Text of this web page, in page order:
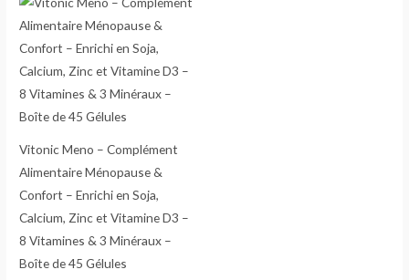
Vitonic Meno – Complément
Alimentaire Ménopause &
Confort – Enrichi en Soja,
Calcium, Zinc et Vitamine D3 –
8 Vitamines & 3 Minéraux –
Boîte de 45 Gélules